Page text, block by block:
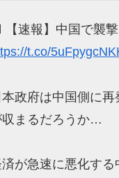
【速報】中国で襲
t.co/
本政府は中国側に
収まるだろうか…
が急速に悪化す